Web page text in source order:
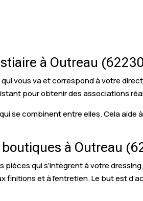
à Outreau
vous va et correspond à votre
pour obtenir des associations
se combinent entre elles. Cela aide
à Outreau
qui s’intègrent à votre
et à l’entretien. Le but est